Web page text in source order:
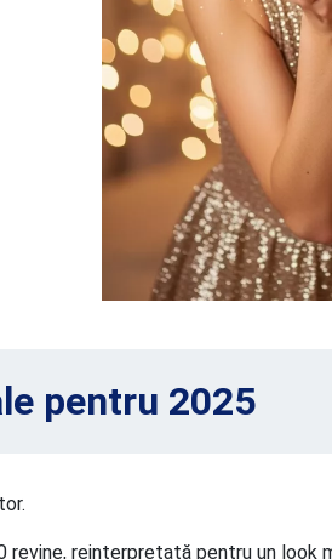
pentru 2025
reinterpretată pentru un look